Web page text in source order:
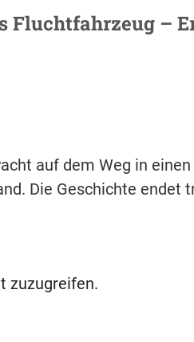
Fluchtfahrzeug –
auf dem Weg in
Die Geschichte endet
zuzugreifen.